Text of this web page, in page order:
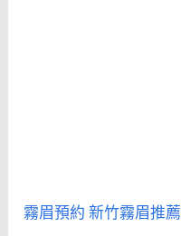
霧眉預約新竹霧眉推薦